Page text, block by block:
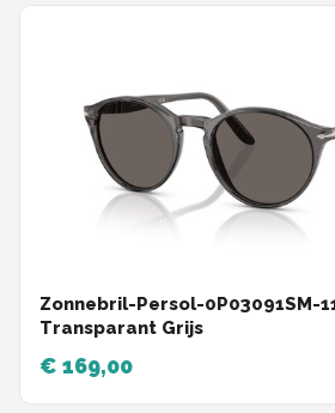
Zonnebril-Persol-0P03091SM-
Transparant Grijs
€ 169,00